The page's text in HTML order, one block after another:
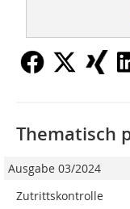
Thematisch
Ausgabe 03/2024
Zutrittskontrolle